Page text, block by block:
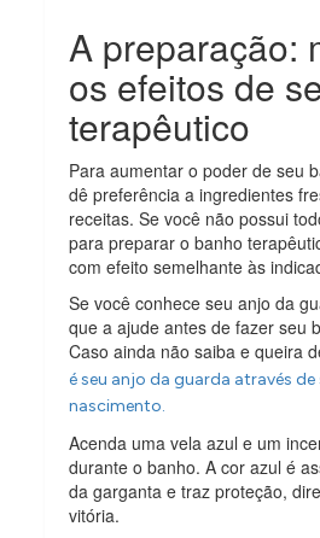
A preparação:
os efeitos de
terapêutico
Para aumentar o poder de seu
dê preferência a ingredientes
receitas. Se você não possui
para preparar o banho
com efeito semelhante às
Se você conhece seu anjo da
que a ajude antes de fazer seu
Caso ainda não saiba e queira
é seu anjo da guarda através
nascimento.
Acenda uma vela azul e um
durante o banho. A cor azul é
da garganta e traz proteção,
vitória.